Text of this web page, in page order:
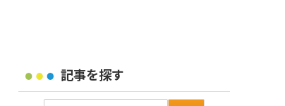
記事を探す